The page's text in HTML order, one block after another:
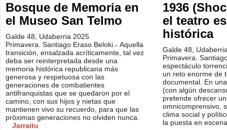
Bosque de Memoria en
el Museo San Telmo
Galde 48, Udaberria 2025
Primavera. Santiago Eraso Beloki.- Aquella
transición, ensalzada acríticamente, tal vez
deba ser reinterpretada desde una
memoria histórica republicana más
generosa y respetuosa con las
generaciones de combatientes
antifranquistas que se quedaron por el
camino, con sus hijos y nietas que
mantienen vivo su recuerdo, para que las
próximas generaciones no olviden nunca.
Jarraitu
1936
el teatro
histórica
Galde 48,
Primavera.
espectáculo
un reto enorme de
documental. En
(con algún
pretende ofrecer
omnicomprensivo,
clima social y
la puesta en